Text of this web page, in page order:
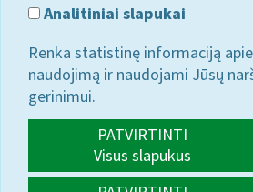
Analitiniai slapukai
Renka statistinę informaciją
naudojimą ir naudojami Jūsų
gerinimui.
PATVIRTINTI
Visus slapukus